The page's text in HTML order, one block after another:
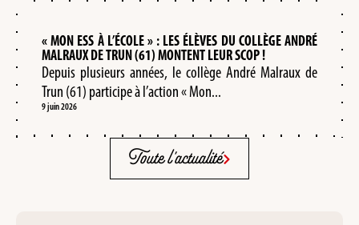
« MON ESS À L’ÉCOLE » : LES ÉLÈVES DU COLLÈGE ANDRÉ
MALRAUX DE TRUN (61) MONTENT LEUR SCOP !
Depuis plusieurs années, le collège André Malraux de
Trun (61) participe à l’action « Mon...
9 juin 2026
Toute l'actualité